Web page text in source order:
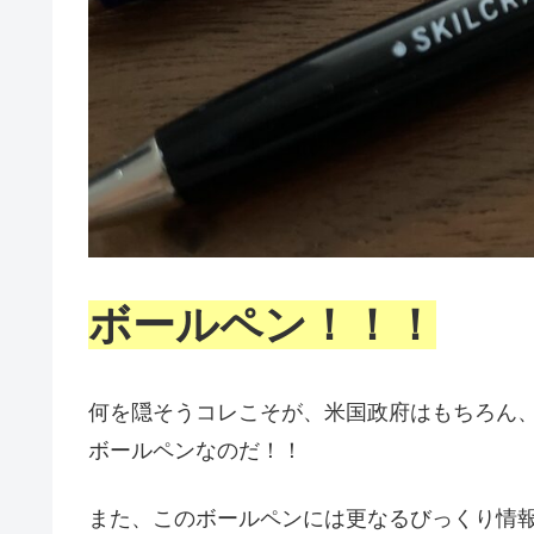
ボールペン！！！
何を隠そうコレこそが、米国政府はもちろん
ボールペンなのだ！！
また、このボールペンには更なるびっくり情